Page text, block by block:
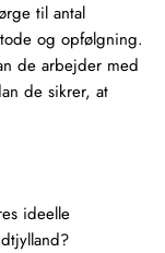
til antal
og opfølgning.
de arbejder med
de sikrer, at
ideelle